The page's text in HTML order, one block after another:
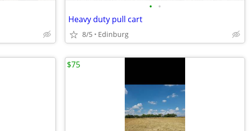
• •
Heavy duty pull cart
8/5 Edinburg
$75